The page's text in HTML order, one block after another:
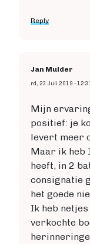
Reply
Jan Mulder
rd, 23 Juli 2019 - 12:31
Mijn
positief: je
levert meer
Maar ik heb
heeft, in 2
consignatie
het goede
Ik heb
verkochte